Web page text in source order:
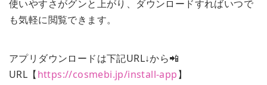
使いやすさがグンと上がり、ダウンロードすればいつで
も気軽に閲覧できます。
アプリダウンロードは下記URL↓から📲
URL【https://cosmebi.jp/install-app】